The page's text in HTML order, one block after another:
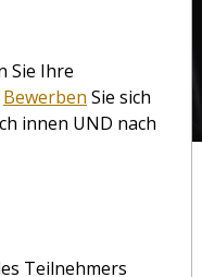
Sie Ihre
Bewerben Sie sich
innen UND nach
Teilnehmers